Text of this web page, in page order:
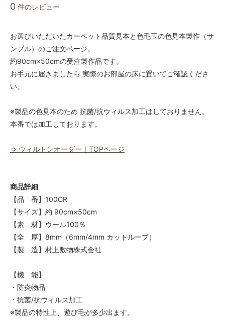
0 件のレビュー
お選びいただいたカーペット品質見本と色毛玉の色見本製作（サ
ンプル）のご注文ページ。
約90cm×50cmの受注製作品です。
お手元に届きましたら 実際のお部屋の床に置いてご確認くださ
い。
※製品の色見本のため 抗菌/抗ウィルス加工はしておりません。
本番では加工しております。
⇒ ウィルトンオーダー｜TOPページ
商品詳細
【品 番】100CR
【サイズ】約 90cm×50cm
【素 材】ウール100％
【全 厚】8mm（6mm/4mm カットループ）
【製 造】村上敷物株式会社
【機 能】
・防炎物品
・抗菌/抗ウィルス加工
※製品の特性上、遊び毛が多少出ます。